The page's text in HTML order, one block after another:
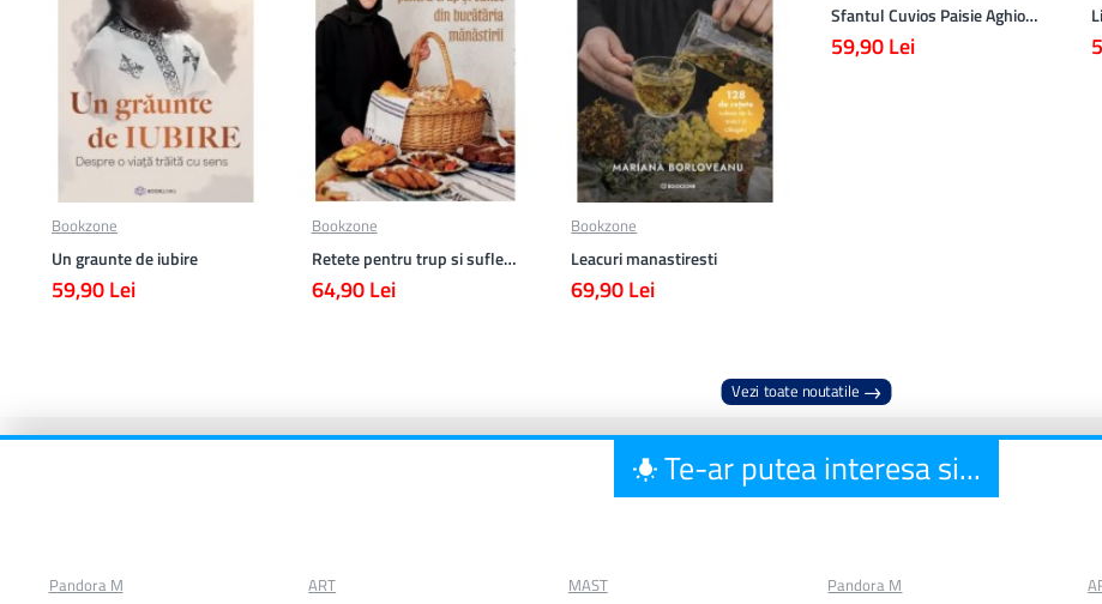
Bookzone
Un graunte de iubire
59,90 Lei
Bookzone
Retete pentru trup si suflet din bucataria manastirii
64,90 Lei
Bookzone
Leacuri manastiresti
69,90 Lei
Sfantul Cuvios Paisie Aghioritul
59,90 Lei
Vezi toate noutatile
Te-ar putea interesa si...
Pandora M ART MAST Pandora M